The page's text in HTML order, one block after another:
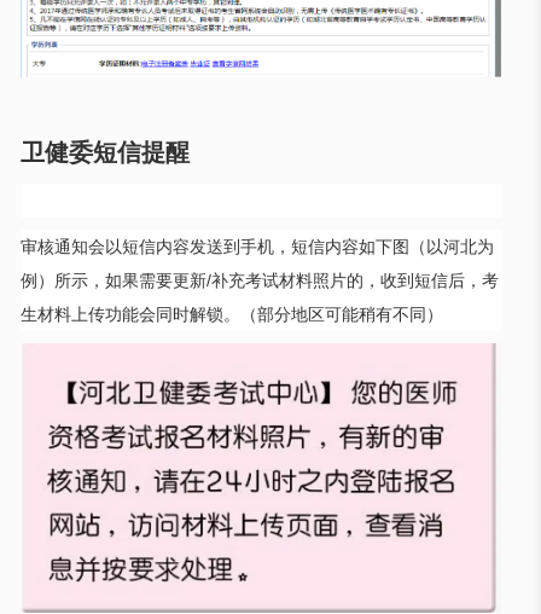
卫健委短信提醒
审核通知会以短信内容发送到手机，短信内容如下图（以河北为
例）所示，如果需要更新/补充考试材料照片的，收到短信后，考
生材料上传功能会同时解锁。（部分地区可能稍有不同）